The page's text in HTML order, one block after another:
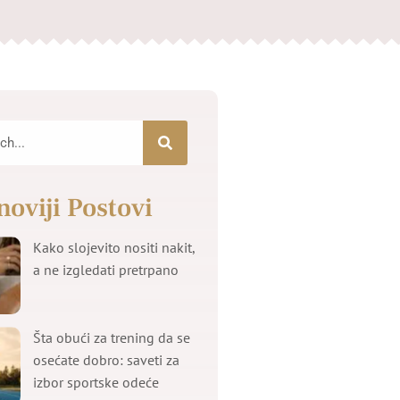
Postovi
Kako slojevito nositi nakit,
a ne izgledati pretrpano
Šta obući za trening da se
osećate dobro: saveti za
izbor sportske odeće